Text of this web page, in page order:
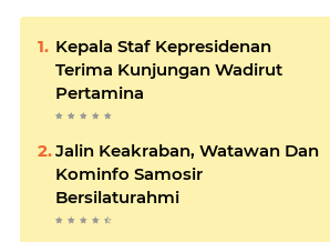
Kepala Staf Kepresidenan
Terima Kunjungan Wadirut
Pertamina
Jalin Keakraban, Watawan Dan
Kominfo Samosir
Bersilaturahmi